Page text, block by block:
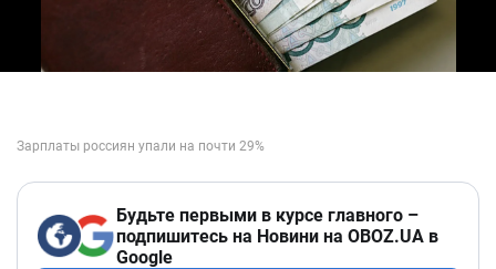
Будьте первыми в курсе главного –
подпишитесь на Новини на OBOZ.UA в
Google